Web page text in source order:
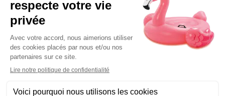
Un jeu sécurisé
Grâce à ses murs élevés et à son fond gonflable, notre
château fort gonflable
garantit un environnement
sécurisé pour vos enfants, leur permettant de s'amuser
sans souci. Ils pourront sauter et rebondir pendant des
heures en toute sécurité, sans risquer de se blesser. De
plus, son gonflage est rapide et facile grâce au
de votre choix. Alors, ne perdez pas une seconde, et